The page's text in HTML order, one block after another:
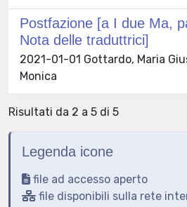
Postfazione [a I due Ma,
Nota delle traduttrici]
2021-01-01 Gottardo, Maria
Monica
Risultati da 2 a 5 di 5
Legenda icone
file ad accesso aperto
file disponibili sulla rete